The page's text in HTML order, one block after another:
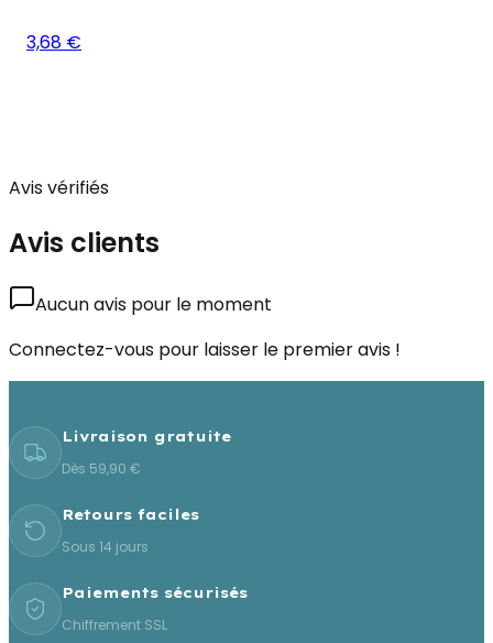
3,68 €
Avis vérifiés
Avis clients
Aucun avis pour le moment
Connectez-vous pour laisser le premier avis !
Livraison gratuite
Dès 59,90 €
Retours faciles
Sous 14 jours
Paiements sécurisés
Chiffrement SSL